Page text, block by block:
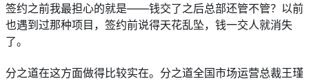
签约之前我最担心的就是——钱交了之后总部还管不管？以前
也遇到过那种项目，签约前说得天花乱坠，钱一交人就消失
了。
分之道在这方面做得比较实在。分之道全国市场运营总裁王瑾